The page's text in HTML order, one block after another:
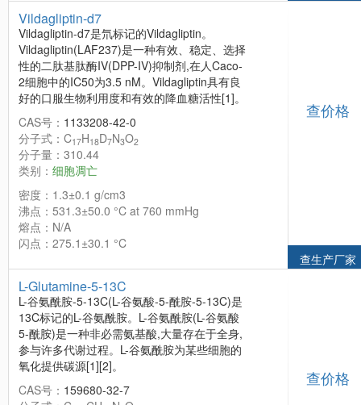
Vildagliptin-d7
Vildagliptin-d7是氘标记的Vildagliptin。
Vildagliptin(LAF237)是一种有效、稳定、选择
性的二肽基肽酶IV(DPP-IV)抑制剂,在人Caco-
2细胞中的IC50为3.5 nM。Vildagliptin具有良
好的口服生物利用度和有效的降血糖活性[1]。
CAS号： 1133208-42-0
分子式：C17H18D7N3O2
分子量：310.44
类别： 细胞凋亡
密度：1.3±0.1 g/cm3
沸点：531.3±50.0 °C at 760 mmHg
熔点：N/A
闪点：275.1±30.1 °C
查价格
查生产厂家
L-Glutamine-5-13C
L-谷氨酰胺-5-13C(L-谷氨酸-5-酰胺-5-13C)是
13C标记的L-谷氨酰胺。L-谷氨酰胺(L-谷氨酸
5-酰胺)是一种非必需氨基酸,大量存在于全身,
参与许多代谢过程。L-谷氨酰胺为某些细胞的
氧化提供碳源[1][2]。
CAS号： 159680-32-7
查价格